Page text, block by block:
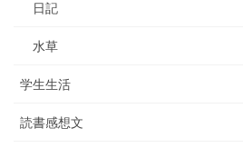
日記
水草
学生生活
読書感想文